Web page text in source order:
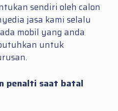
sendiri oleh calon
jasa kami selalu
mobil yang anda
untuk
penalti saat batal